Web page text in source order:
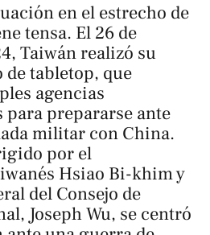
en el estrecho de
tensa. El 26 de
Taiwán realizó su
detabletop, que
agencias
prepararse ante
militar con China.
por el
Hsiao Bi-khim y
del Consejo de
Joseph Wu, se centró